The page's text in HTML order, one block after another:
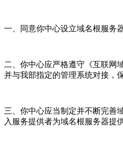
一、同意你中心设立域名根服务
二、你中心应严格遵守《互联网
并与我部指定的管理系统对接，
三、你中心应当制定并不断完善
入服务提供者为域名根服务器提